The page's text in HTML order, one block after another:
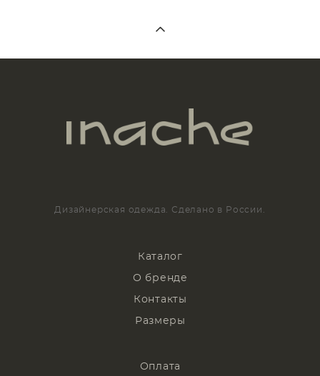
Дизайнерская одежда. Сделано в России.
Каталог
О бренде
Контакты
Размеры
Оплата